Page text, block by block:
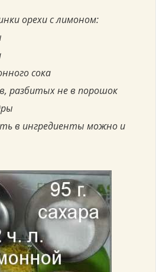
орехи с лимоном:
сока
разбитых не в порошок
в ингредиенты можно и